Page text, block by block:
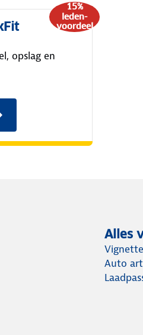
15%
leden-
voordeel
opslag en
Alles
Auto